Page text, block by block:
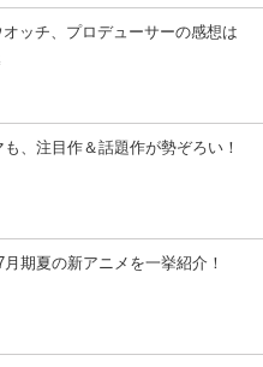
オッチ、プロデューサーの感想は
、注目作＆話題作が勢ぞろい！
月期夏の新アニメを一挙紹介！